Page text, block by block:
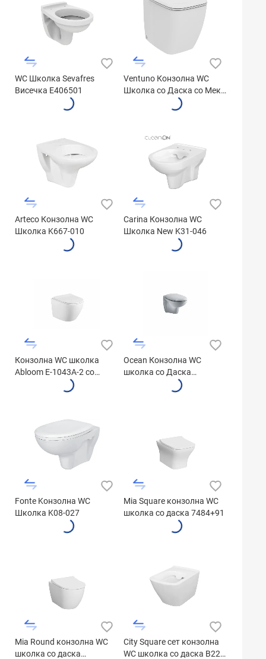
WC Школка Sevafres
Висечка E406501
Ventuno Конзолна WC
Школка со Даска со Mеко
Затворање T320001
Arteco Конзолна WC
Школка K667-010
Carina Конзолна WC
Школка New K31-046
Конзолна WC школка
Abloom E-1043A-2 со
Ocean Конзолна WC
школка со Даска
Fonte Kонзолна WC
Школка K08-027
Mia Square конзолна WC
школка со даска 7484+91
Mia Round конзолна WC
школка со даска
City Square сет конзолна
WC школка со даска B220